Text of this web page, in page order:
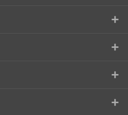
+
+
+
+